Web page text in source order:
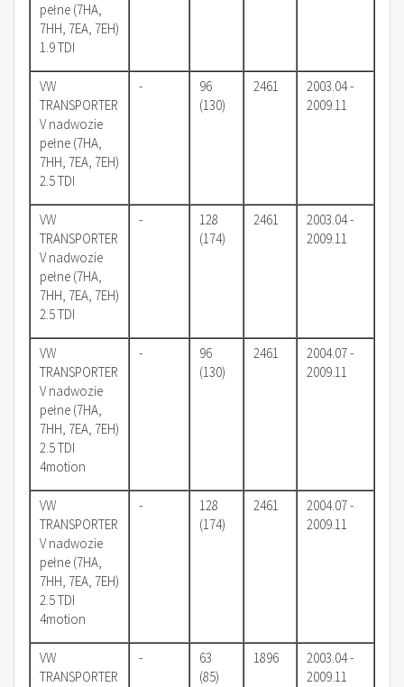
pełne (7HA,
7HH, 7EA, 7EH)
1.9 TDI
VW
TRANSPORTER
V nadwozie
pełne (7HA,
7HH, 7EA, 7EH)
2.5 TDI
-
96
(130)
2461
2003.04 -
2009.11
VW
TRANSPORTER
V nadwozie
pełne (7HA,
7HH, 7EA, 7EH)
2.5 TDI
-
128
(174)
2461
2003.04 -
2009.11
VW
TRANSPORTER
V nadwozie
pełne (7HA,
7HH, 7EA, 7EH)
2.5 TDI
4motion
-
96
(130)
2461
2004.07 -
2009.11
VW
TRANSPORTER
V nadwozie
pełne (7HA,
7HH, 7EA, 7EH)
2.5 TDI
4motion
-
128
(174)
2461
2004.07 -
2009.11
VW
TRANSPORTER
-
63
(85)
1896
2003.04 -
2009.11